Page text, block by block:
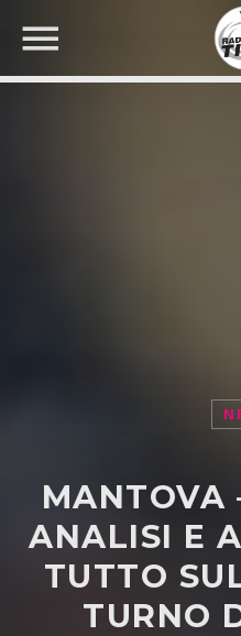
MANTOVA
ANALISI E
TUTTO
TURNO